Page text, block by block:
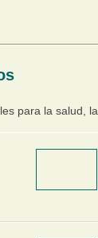
para la salud, la